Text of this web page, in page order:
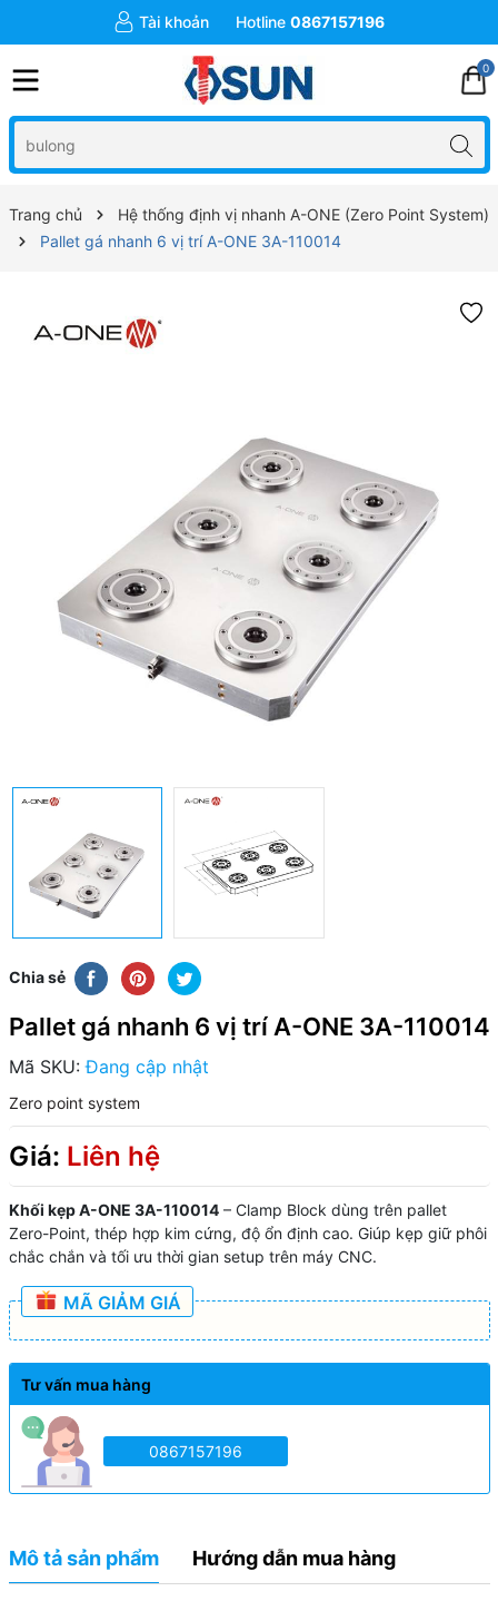
Tài khoản Hotline 0867157196
0
Trang chủ
Hệ thống định vị nhanh A-ONE (Zero Point System)
Pallet gá nhanh 6 vị trí A-ONE 3A-110014
Chia sẻ
Pallet gá nhanh 6 vị trí A-ONE 3A-110014
Mã SKU: Đang cập nhật
Zero point system
Giá: Liên hệ
Khối kẹp A-ONE 3A-110014– Clamp Block dùng trên pallet
Zero-Point, thép hợp kim cứng, độ ổn định cao. Giúp kẹp giữ phôi
chắc chắn và tối ưu thời gian setup trên máy CNC.
MÃ GIẢM GIÁ
Tư vấn mua hàng
0867157196
Mô tả sản phẩm Hướng dẫn mua hàng